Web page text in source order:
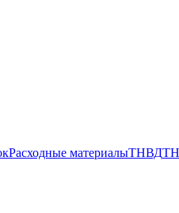
Расходные материалыТНВД